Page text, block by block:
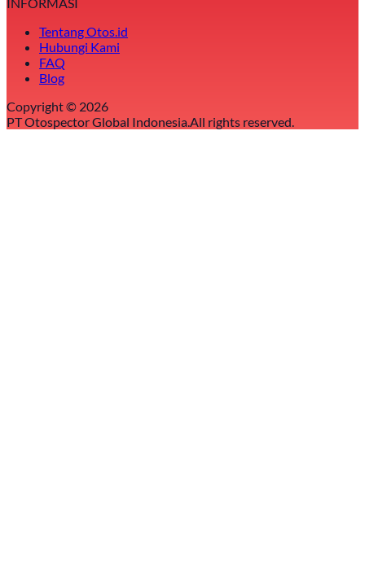
INFORMASI
Tentang Otos.id
Hubungi Kami
FAQ
Blog
Copyright © 2026
PT Otospector Global Indonesia.All rights reserved.